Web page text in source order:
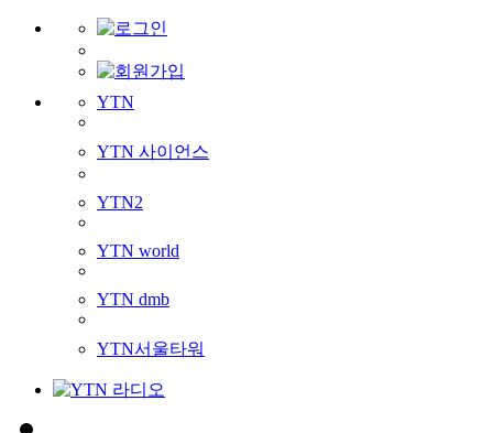
YTN
YTN 사이언스
YTN2
YTN world
YTN dmb
YTN서울타워